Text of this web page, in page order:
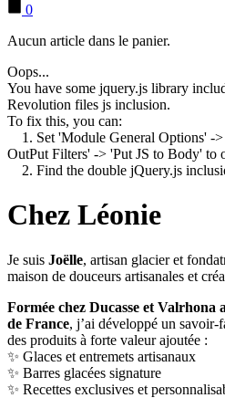
0
Aucun article dans le panier.
Oops...
You have some jquery.js library
Revolution files js inclusion.
To fix this, you can:
1. Set 'Module General Options' -
OutPut Filters' -> 'Put JS to Body' to
2. Find the double jQuery.js
Chez Léonie
Je suis Joëlle, artisan glacier et
maison de douceurs artisanales et
Formée chez Ducasse et
de France, j’ai développé un
des produits à forte valeur ajoutée :
✨ Glaces et entremets artisanaux
✨ Barres glacées signature
✨ Recettes exclusives et